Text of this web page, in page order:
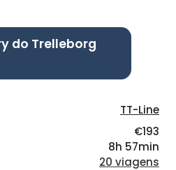
do Trelleborg
TT-Line
€193
8h 57min
20 viagens